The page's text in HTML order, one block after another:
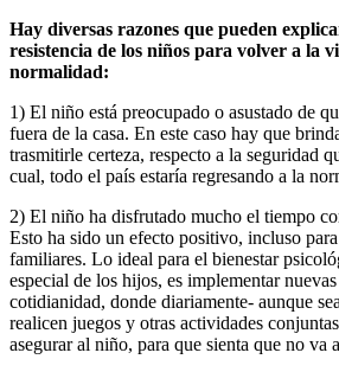
Hay diversas razones que pueden
resistencia de los niños para volver a la
normalidad:
1) El niño está preocupado o asustado de
fuera de la casa. En este caso hay que
trasmitirle certeza, respecto a la seguridad
cual, todo el país estaría regresando a la
2) El niño ha disfrutado mucho el tiempo
Esto ha sido un efecto positivo, incluso
familiares. Lo ideal para el bienestar
especial de los hijos, es implementar
cotidianidad, donde diariamente- aunque
realicen juegos y otras actividades
asegurar al niño, para que sienta que no va